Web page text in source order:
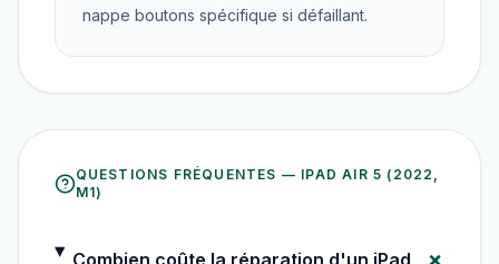
nappe boutons spécifique si défaillant.
QUESTIONS FRÉQUENTES — IPAD AIR 5 (2022,
M1)
Combien coûte la réparation d'un iPad